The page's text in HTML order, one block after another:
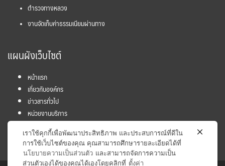
ตำรวจทางหลวง
งานจัดเก็บค่าธรรมเนียมผ่านทาง
แผนผังเว็บไซต์
หน้าแรก
เกี่ยวกับองค์กร
ข่าวสารทั่วไป
หน่วยงานบริการ
โครงการ
ข้อมูลและสถิติ
เราใช้คุกกี้เพื่อพัฒนาประสิทธิภาพ และประสบการณ์ที่ดีใน
การใช้เว็บไซต์ของคุณ คุณสามารถศึกษารายละเอียดได้ที่
นโยบายความเป็นส่วนตัว และสามารถจัดการความเป็น
ส่วนตัวเองได้ของคุณได้เองโดยคลิกที่ ตั้งค่า